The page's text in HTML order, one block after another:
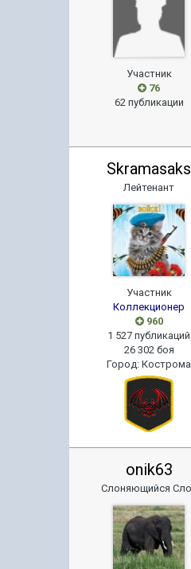
Участник
76
62 публикации
Skramasaks
Лейтенант
Участник
Коллекционер
960
1 527 публикаций
26 302 боя
Город:Кострома
onik63
Слоняющийся